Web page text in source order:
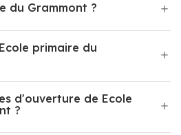
du Grammont ?
primaire du
d'ouverture de Ecole
?